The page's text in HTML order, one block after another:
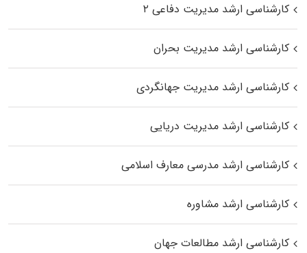
کارشناسی ارشد مدیریت دفاعی ۲
کارشناسی ارشد مدیریت بحران
کارشناسی ارشد مدیریت جهانگردی
کارشناسی ارشد مدیریت دریایی
کارشناسی ارشد مدرسی معارف اسلامی
کارشناسی ارشد مشاوره
کارشناسی ارشد مطالعات جهان